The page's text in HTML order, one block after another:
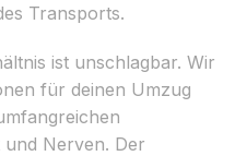
Transports.
ist unschlagbar. Wir
für deinen Umzug
und Nerven. Der